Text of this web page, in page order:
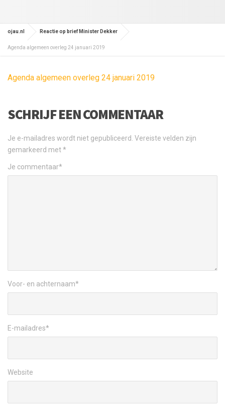
ojau.nl Reactie op brief Minister Dekker
Agenda algemeen overleg 24 januari 2019
Agenda algemeen overleg 24 januari 2019
SCHRIJF EEN COMMENTAAR
Je e-mailadres wordt niet gepubliceerd. Vereiste velden zijn
gemarkeerd met*
Je commentaar*
Voor- en achternaam*
E-mailadres*
Website